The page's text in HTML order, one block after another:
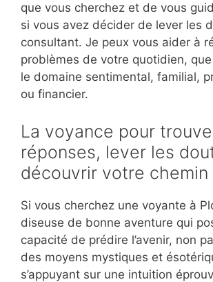
que vous cherchez et de vous
si vous avez décider de lever les
consultant. Je peux vous aider à
problèmes de votre quotidien,
le domaine sentimental, familial,
ou financier.
La voyance pour
réponses, lever les
découvrir votre chemin
Si vous cherchez une voyante à
diseuse de bonne aventure qui
capacité de prédire l’avenir, non
des moyens mystiques et
s’appuyant sur une intuition